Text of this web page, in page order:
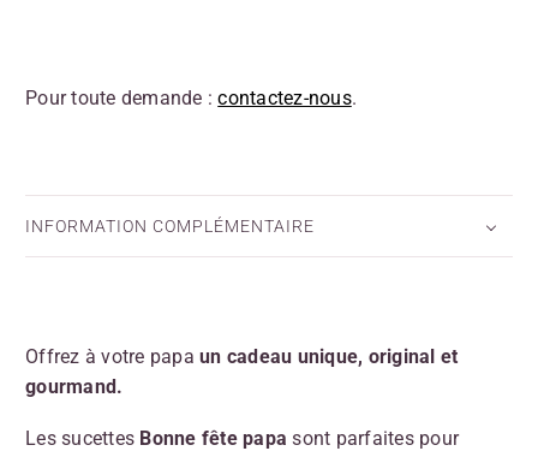
Pour toute demande :contactez-nous.
INFORMATION COMPLÉMENTAIRE
Offrez à votre papa un cadeau unique, original et
gourmand.
Les sucettes Bonne fête papasont parfaites pour